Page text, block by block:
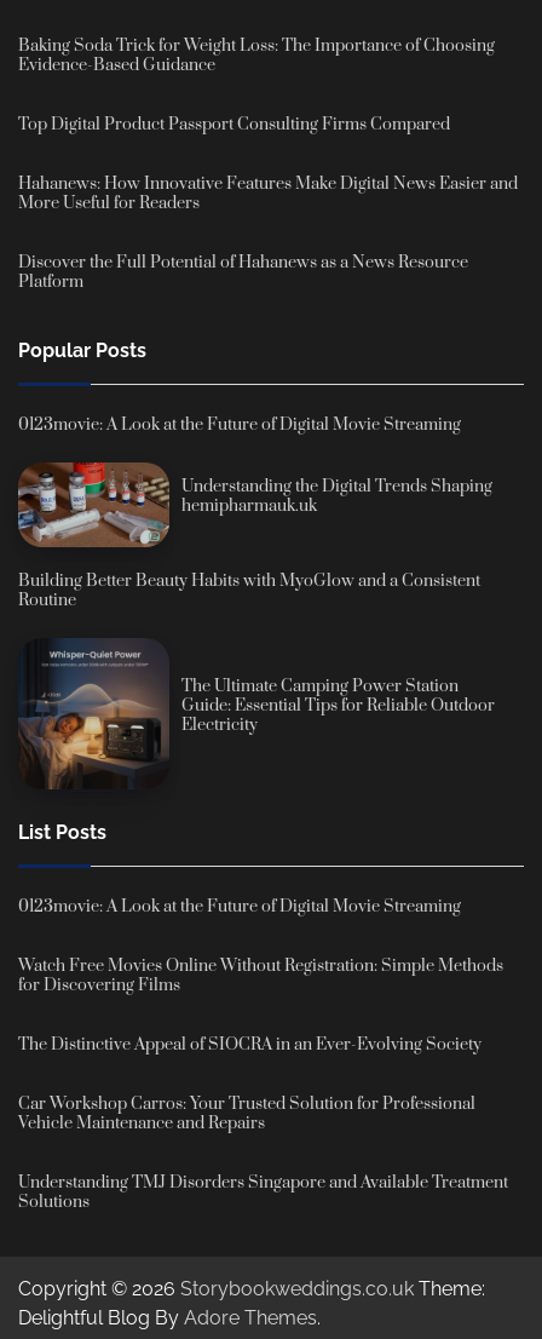
Baking Soda Trick for Weight Loss: The Importance of Choosing
Evidence-Based Guidance
Top Digital Product Passport Consulting Firms Compared
Hahanews: How Innovative Features Make Digital News Easier and
More Useful for Readers
Discover the Full Potential of Hahanews as a News Resource
Platform
Popular Posts
0123movie: A Look at the Future of Digital Movie Streaming
Understanding the Digital Trends Shaping
hemipharmauk.uk
Building Better Beauty Habits with MyoGlow and a Consistent
Routine
The Ultimate Camping Power Station
Guide: Essential Tips for Reliable Outdoor
Electricity
List Posts
0123movie: A Look at the Future of Digital Movie Streaming
Watch Free Movies Online Without Registration: Simple Methods
for Discovering Films
The Distinctive Appeal of SIOCRA in an Ever-Evolving Society
Car Workshop Carros: Your Trusted Solution for Professional
Vehicle Maintenance and Repairs
Understanding TMJ Disorders Singapore and Available Treatment
Solutions
Copyright © 2026 Storybookweddings.co.uk Theme:
Delightful Blog By Adore Themes.